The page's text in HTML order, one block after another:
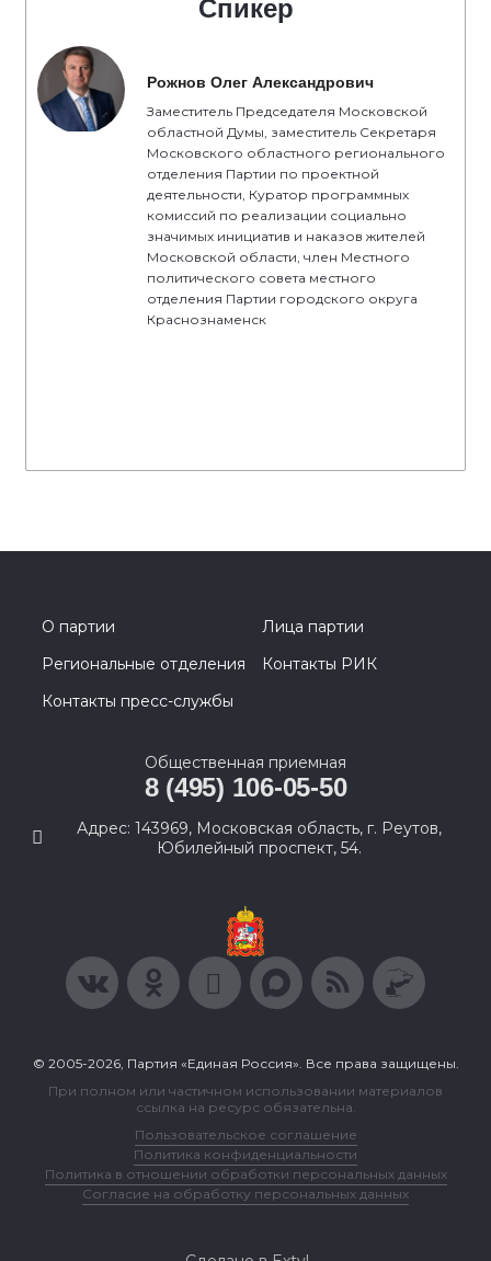
Спикер
Рожнов Олег Александрович
Заместитель Председателя Московской
областной Думы, заместитель Секретаря
Московского областного регионального
отделения Партии по проектной
деятельности, Куратор программных
комиссий по реализации социально
значимых инициатив и наказов жителей
Московской области, член Местного
политического совета местного
отделения Партии городского округа
Краснознаменск
О партии
Лица партии
Региональные отделения
Контакты РИК
Контакты пресс-службы
Общественная приемная
8 (495) 106-05-50
Адрес: 143969, Московская область, г. Реутов,
Юбилейный проспект, 54.
© 2005-2026, Партия «Единая Россия». Все права защищены.
При полном или частичном использовании материалов
ссылка на ресурс обязательна.
Пользовательское соглашение
Политика конфиденциальности
Политика в отношении обработки персональных данных
Согласие на обработку персональных данных